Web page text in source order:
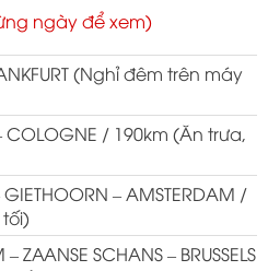
ngày để xem)
(Nghỉ đêm trên máy
COLOGNE / 190km (Ăn trưa,
– AMSTERDAM /
ZAANSE SCHANS – BRUSSELS